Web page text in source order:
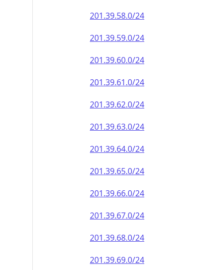
201.39.58.0/24
201.39.59.0/24
201.39.60.0/24
201.39.61.0/24
201.39.62.0/24
201.39.63.0/24
201.39.64.0/24
201.39.65.0/24
201.39.66.0/24
201.39.67.0/24
201.39.68.0/24
201.39.69.0/24